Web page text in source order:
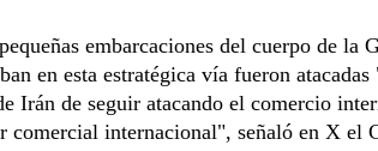
embarcaciones del cuerpo de la
en esta estratégica vía fueron
Irán de seguir atacando el comercio
comercial internacional", señaló en X el